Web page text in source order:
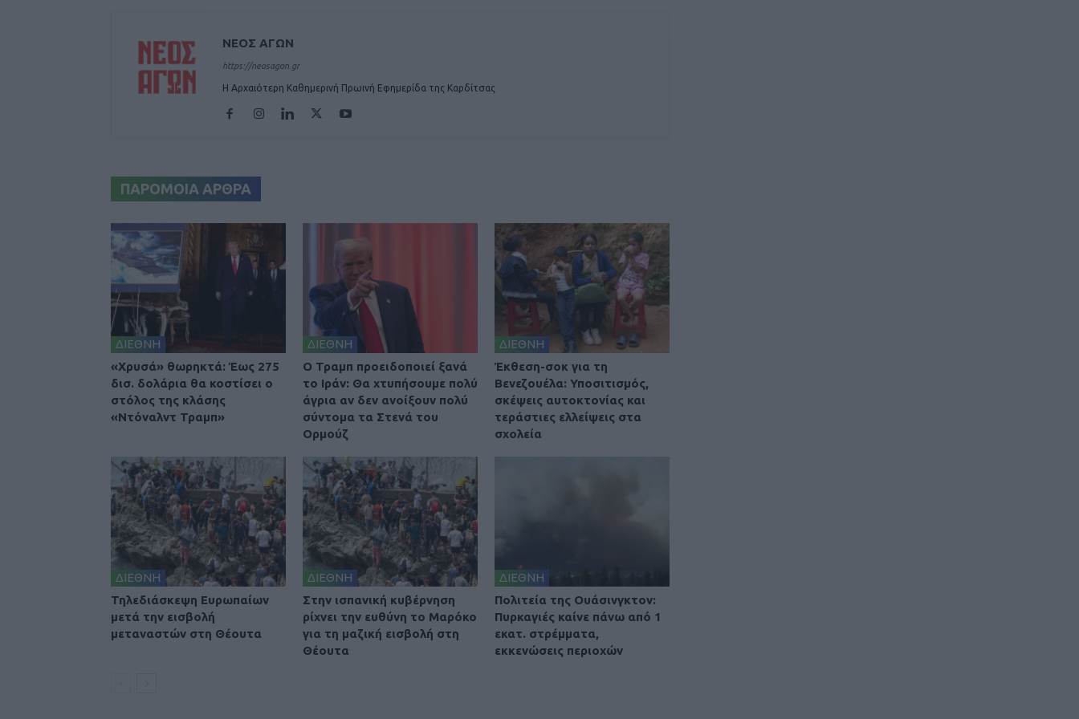
ΝΕΟΣ ΑΓΩΝ
https://neosagon.gr
Η Αρχαιότερη Καθημερινή Πρωινή Εφημερίδα της Καρδίτσας
ΠΑΡΟΜΟΙΑ ΑΡΘΡΑ
ΔΙΕΘΝΗ
«Χρυσά» θωρηκτά: Έως 275
δισ. δολάρια θα κοστίσει ο
στόλος της κλάσης
«Ντόναλντ Τραμπ»
ΔΙΕΘΝΗ
O Τραμπ προειδοποιεί ξανά
το Ιράν: Θα χτυπήσουμε πολύ
άγρια αν δεν ανοίξουν πολύ
σύντομα τα Στενά του
Ορμούζ
ΔΙΕΘΝΗ
Έκθεση-σοκ για τη
Βενεζουέλα: Υποσιτισμός,
σκέψεις αυτοκτονίας και
τεράστιες ελλείψεις στα
σχολεία
ΔΙΕΘΝΗ
Τηλεδιάσκεψη Ευρωπαίων
μετά την εισβολή
μεταναστών στη Θέουτα
ΔΙΕΘΝΗ
Στην ισπανική κυβέρνηση
ρίχνει την ευθύνη το Μαρόκο
για τη μαζική εισβολή στη
Θέουτα
ΔΙΕΘΝΗ
Πολιτεία της Ουάσινγκτον:
Πυρκαγιές καίνε πάνω από 1
εκατ. στρέμματα,
εκκενώσεις περιοχών